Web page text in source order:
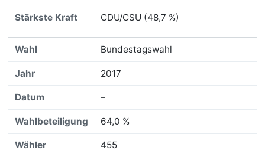
CDU/CSU (48,7 %)
Bundestagswahl
2017
–
64,0 %
455